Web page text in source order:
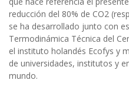
reducción del 80% de CO2
se ha desarrollado junto con
Termodinámica Técnica del
el instituto holandés Ecofys y
de universidades, institutos y
mundo.